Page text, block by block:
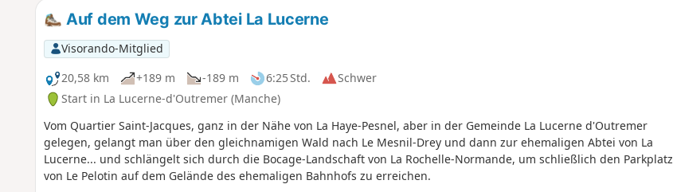
Auf dem Weg zur Abtei La Lucerne
Visorando-Mitglied
20,58 km
+189 m -189 m 6:25 Std.
Schwer
Start in La Lucerne-d'Outremer (Manche)
Vom Quartier Saint-Jacques, ganz in der Nähe von La Haye-Pesnel, aber in der Gemeinde La Lucerne d'Outremer
gelegen, gelangt man über den gleichnamigen Wald nach Le Mesnil-Drey und dann zur ehemaligen Abtei von La
Lucerne... und schlängelt sich durch die Bocage-Landschaft von La Rochelle-Normande, um schließlich den Parkplatz
von Le Pelotin auf dem Gelände des ehemaligen Bahnhofs zu erreichen.